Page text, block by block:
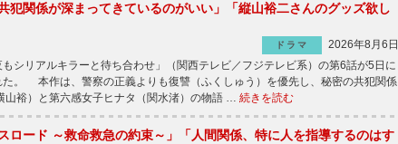
犯関係が深まってきているのがいい」「縦山裕二さんのグッズ欲し
ドラマ
2026年8月6日
シリアルキラーと待ち合わせ」（関西テレビ／フジテレビ系）の第6話が5日に
た。 本作は、警察の正義よりも復讐（ふくしゅう）を優先し、秘密の共犯関係
山裕）と第六感女子ヒナタ（関水渚）の物語 … 続きを読む
スロード ～救命救急の約束～」「人間関係、特に人を指導するのはす